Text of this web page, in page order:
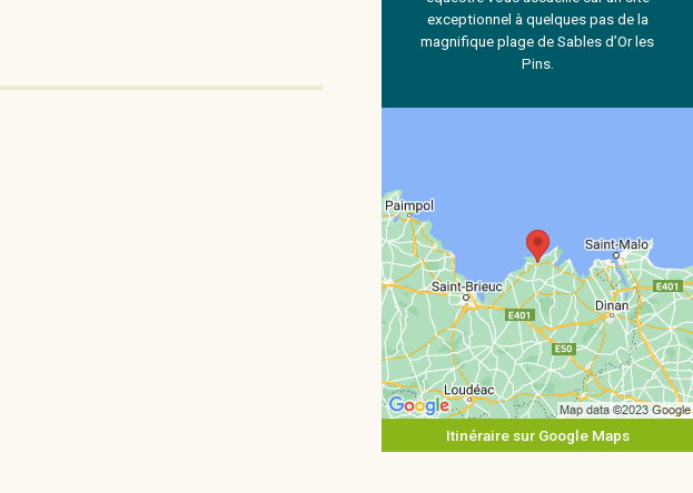
exceptionnel à quelques pas de la
magnifique plage de Sables d’Or les
Pins.
Itinéraire sur Google Maps